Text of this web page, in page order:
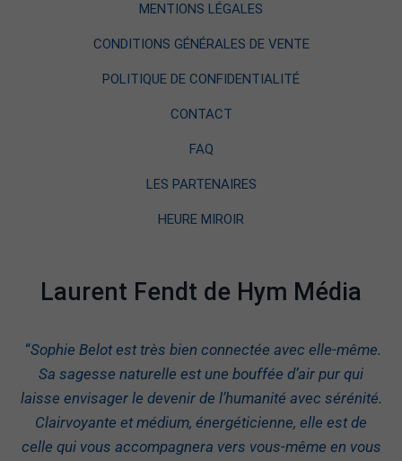
MENTIONS LÉGALES
CONDITIONS GÉNÉRALES DE VENTE
POLITIQUE DE CONFIDENTIALITÉ
CONTACT
FAQ
LES PARTENAIRES
HEURE MIROIR
Laurent Fendt de Hym Média
“Sophie Belot est très bien connectée avec elle-même.
Sa sagesse naturelle est une bouffée d’air pur qui
laisse envisager le devenir de l’humanité avec sérénité.
Clairvoyante et médium, énergéticienne, elle est de
celle qui vous accompagnera vers vous-même en vous